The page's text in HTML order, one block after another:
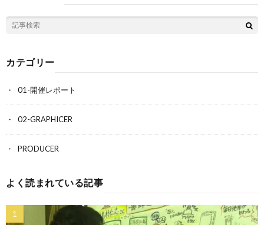
カテゴリー
01-開催レポート
02-GRAPHICER
PRODUCER
よく読まれている記事